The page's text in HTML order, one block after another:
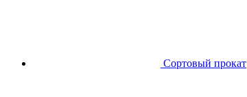
Сортовый прокат